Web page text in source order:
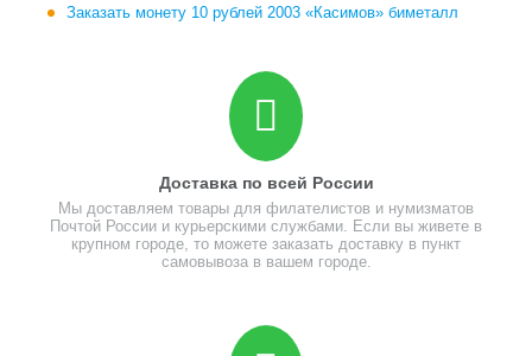
Заказать монету 10 рублей 2003 «Касимов» биметалл
Доставка по всей России
Мы доставляем товары для филателистов и нумизматов
Почтой России и курьерскими службами. Если вы живете в
крупном городе, то можете заказать доставку в пункт
самовывоза в вашем городе.